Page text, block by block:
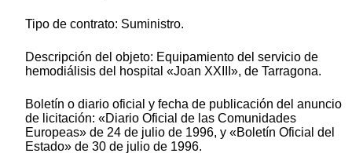
Tipo de contrato: Suministro.
Descripción del objeto: Equipamiento del servicio de
hemodiálisis del hospital «Joan XXIII», de Tarragona.
Boletín o diario oficial y fecha de publicación del anuncio
de licitación: «Diario Oficial de las Comunidades
Europeas» de 24 de julio de 1996, y «Boletín Oficial del
Estado» de 30 de julio de 1996.